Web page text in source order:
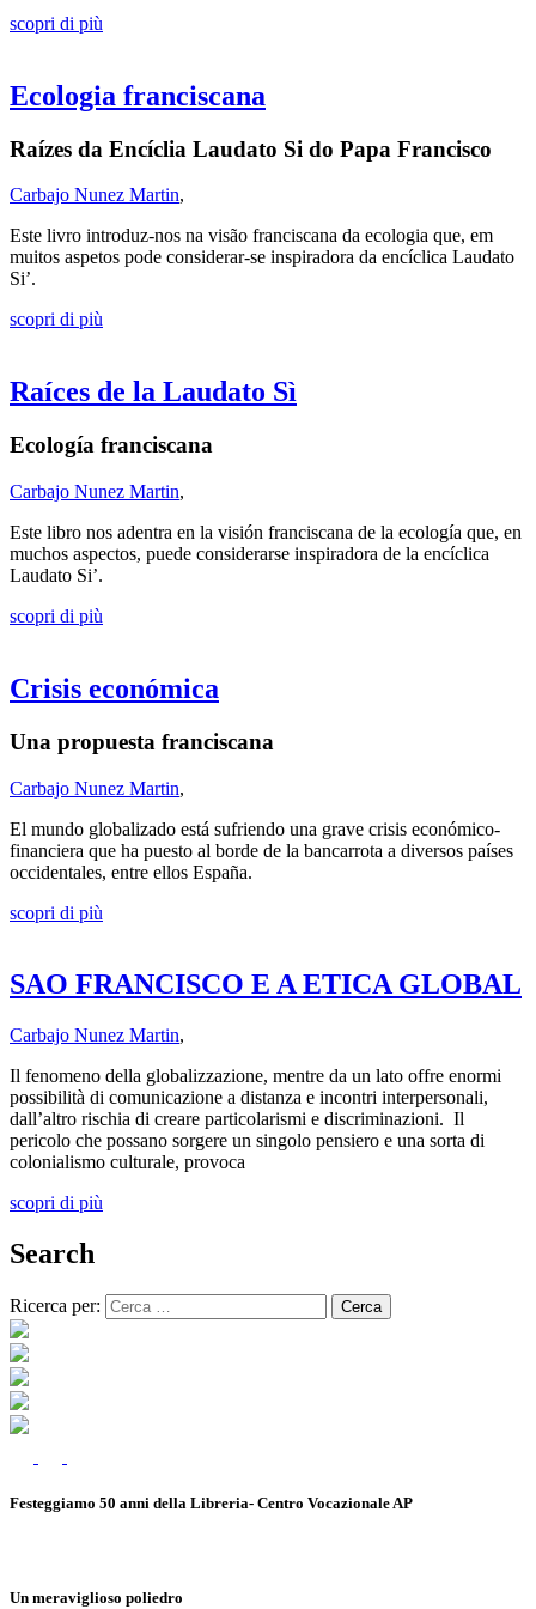
scopri di più
Ecologia franciscana
Raízes da Encíclia Laudato Si do Papa Francisco
Carbajo Nunez Martin,
Este livro introduz-nos na visão franciscana da ecologia que, em
muitos aspetos pode considerar-se inspiradora da encíclica Laudato
Si’.
scopri di più
Raíces de la Laudato Sì
Ecología franciscana
Carbajo Nunez Martin,
Este libro nos adentra en la visión franciscana de la ecología que, en
muchos aspectos, puede considerarse inspiradora de la encíclica
Laudato Si’.
scopri di più
Crisis económica
Una propuesta franciscana
Carbajo Nunez Martin,
El mundo globalizado está sufriendo una grave crisis económico-
financiera que ha puesto al borde de la bancarrota a diversos países
occidentales, entre ellos España.
scopri di più
SAO FRANCISCO E A ETICA GLOBAL
Carbajo Nunez Martin,
Il fenomeno della globalizzazione, mentre da un lato offre enormi
possibilità di comunicazione a distanza e incontri interpersonali,
dall’altro rischia di creare particolarismi e discriminazioni. Il
pericolo che possano sorgere un singolo pensiero e una sorta di
colonialismo culturale, provoca
scopri di più
Search
Ricerca per:
Festeggiamo 50 anni della Libreria- Centro Vocazionale AP
Un meraviglioso poliedro